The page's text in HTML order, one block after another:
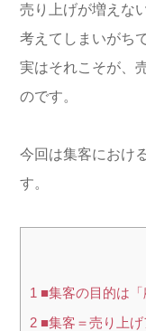
売り上げが増えな
考えてしまいがち
実はそれこそが、
のです。
今回は集客におけ
す。
1 ■集客の目的は
2 ■集客＝売り上